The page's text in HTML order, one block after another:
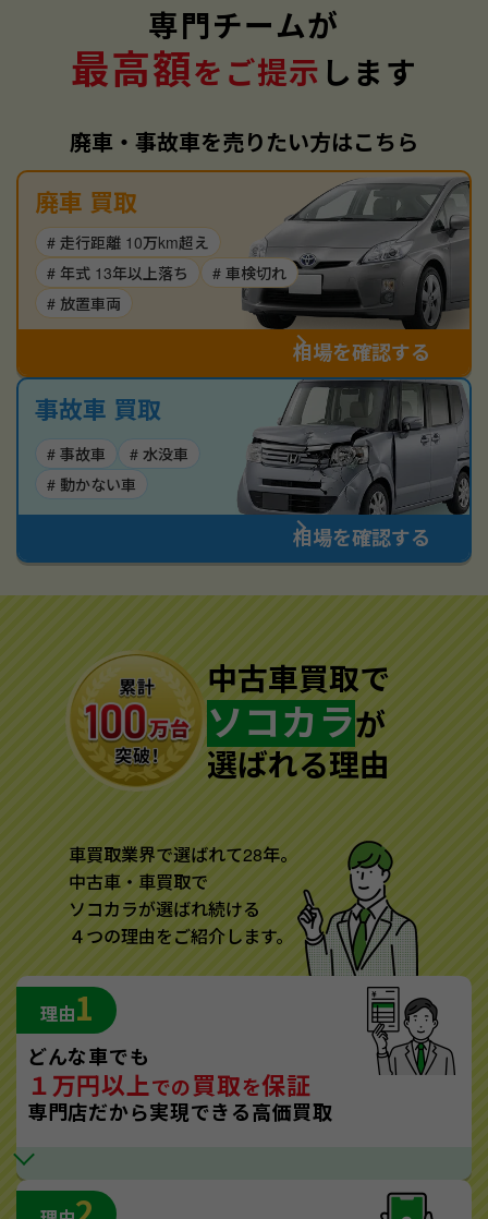
専門チームが
最高額をご提示 します
廃車・事故車を売りたい方はこちら
廃車 買取
# 走行距離 10万km超え
# 年式 13年以上落ち
# 車検切れ
# 放置車両
相場を確認する
事故車 買取
# 事故車
# 水没車
# 動かない車
相場を確認する
中古車買取で
ソコカラが
選ばれる理由
車買取業界で選ばれて28年。
中古車・車買取で
ソコカラが選ばれ続ける
４つの理由をご紹介します。
理由1
どんな車でも
１万円以上での買取を保証
専門店だから実現できる高価買取